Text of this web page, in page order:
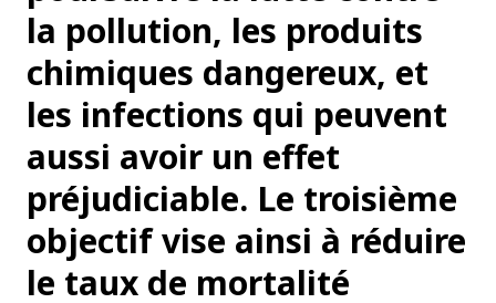
la pollution, les produits
chimiques dangereux, et
les infections qui peuvent
aussi avoir un effet
préjudiciable. Le troisième
objectif vise ainsi à réduire
le taux de mortalité